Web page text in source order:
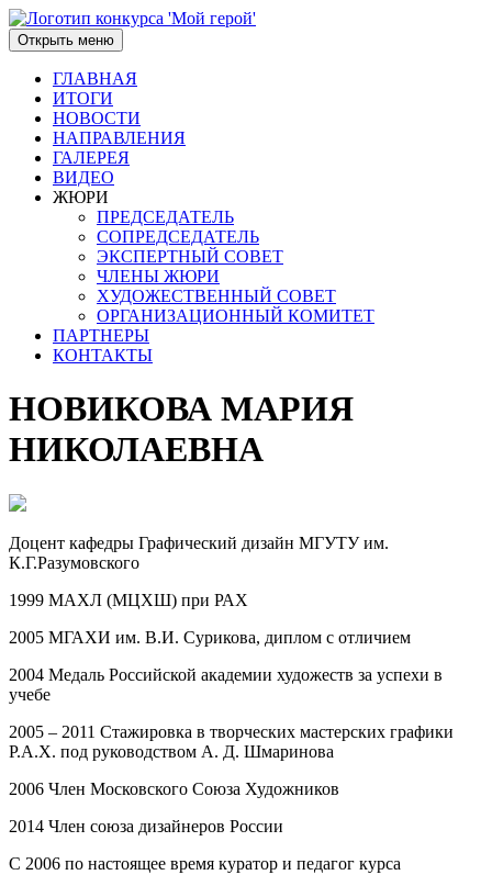
Открыть меню
ГЛАВНАЯ
ИТОГИ
НОВОСТИ
НАПРАВЛЕНИЯ
ГАЛЕРЕЯ
ВИДЕО
ЖЮРИ
ПРЕДСЕДАТЕЛЬ
СОПРЕДСЕДАТЕЛЬ
ЭКСПЕРТНЫЙ СОВЕТ
ЧЛЕНЫ ЖЮРИ
ХУДОЖЕСТВЕННЫЙ СОВЕТ
ОРГАНИЗАЦИОННЫЙ КОМИТЕТ
ПАРТНЕРЫ
КОНТАКТЫ
НОВИКОВА МАРИЯ
НИКОЛАЕВНА
Доцент кафедры Графический дизайн МГУТУ им.
К.Г.Разумовского
1999 МАХЛ (МЦХШ) при РАХ
2005 МГАХИ им. В.И. Сурикова, диплом с отличием
2004 Медаль Российской академии художеств за успехи в
учебе
2005 – 2011 Стажировка в творческих мастерских графики
Р.А.Х. под руководством А. Д. Шмаринова
2006 Член Московского Союза Художников
2014 Член союза дизайнеров России
С 2006 по настоящее время куратор и педагог курса